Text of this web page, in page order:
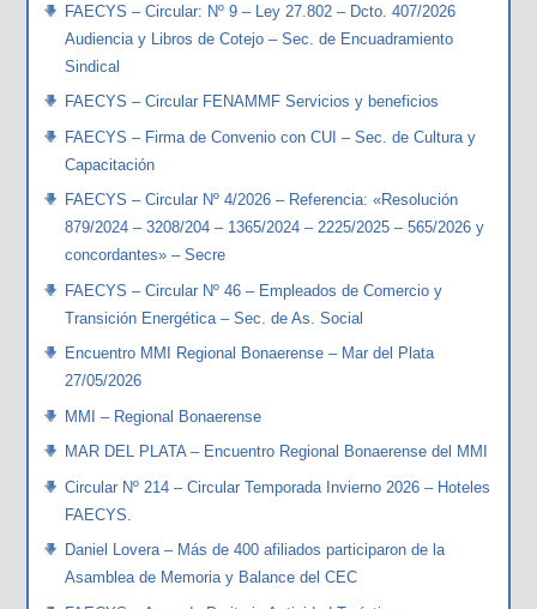
FAECYS – Circular: Nº 9 – Ley 27.802 – Dcto. 407/2026
Audiencia y Libros de Cotejo – Sec. de Encuadramiento
Sindical
FAECYS – Circular FENAMMF Servicios y beneficios
FAECYS – Firma de Convenio con CUI – Sec. de Cultura y
Capacitación
FAECYS – Circular Nº 4/2026 – Referencia: «Resolución
879/2024 – 3208/204 – 1365/2024 – 2225/2025 – 565/2026 y
concordantes» – Secre
FAECYS – Circular Nº 46 – Empleados de Comercio y
Transición Energética – Sec. de As. Social
Encuentro MMI Regional Bonaerense – Mar del Plata
27/05/2026
MMI – Regional Bonaerense
MAR DEL PLATA – Encuentro Regional Bonaerense del MMI
Circular Nº 214 – Circular Temporada Invierno 2026 – Hoteles
FAECYS.
Daniel Lovera – Más de 400 afiliados participaron de la
Asamblea de Memoria y Balance del CEC